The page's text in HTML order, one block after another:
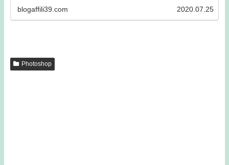
blogaffili39.com 2020.07.25
Photoshop